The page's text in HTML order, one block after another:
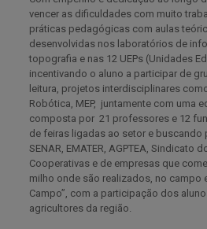
vencer as dificuldades com muito
práticas pedagógicas com aulas
desenvolvidas nos laboratórios de
topografia e nas 12 UEPs (Unidades
incentivando o aluno a participar de
leitura, projetos interdisciplinares
Robótica, MEP, juntamente com uma
composta por 21 professores e 12
de feiras ligadas ao setor e buscando
SENAR, EMATER, AGPTEA, Sindicato
Cooperativas e de empresas que
milho onde são realizados, no campo
Campo”, com a participação dos
agricultores da região.